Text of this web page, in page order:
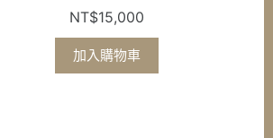
NT$15,000
加入購物車